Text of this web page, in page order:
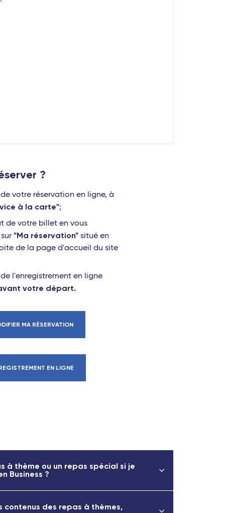
?
votre réservation en ligne, à
à la carte";
de votre billet en vous
"Ma réservation" situé en
de la page d'accueil du site
l'enregistrement en ligne
votre départ.
MA RÉSERVATION
EN LIGNE
à thème ou un repas spécial si je
Business ?
contenus des repas à thèmes,